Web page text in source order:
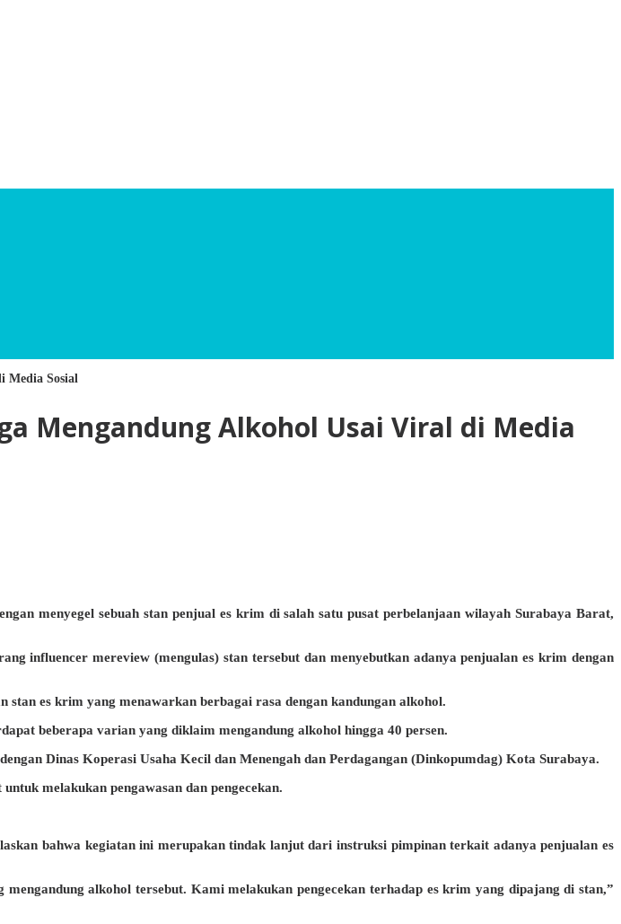
Media Sosial
Mengandung Alkohol Usai Viral di Media
menyegel sebuah stan penjual es krim di salah satu pusat perbelanjaan wilayah Surabaya Barat,
influencer mereview (mengulas) stan tersebut dan menyebutkan adanya penjualan es krim dengan
es krim yang menawarkan berbagai rasa dengan kandungan alkohol.
beberapa varian yang diklaim mengandung alkohol hingga 40 persen.
Dinas Koperasi Usaha Kecil dan Menengah dan Perdagangan (Dinkopumdag) Kota Surabaya.
melakukan pengawasan dan pengecekan.
bahwa kegiatan ini merupakan tindak lanjut dari instruksi pimpinan terkait adanya penjualan es
alkohol tersebut. Kami melakukan pengecekan terhadap es krim yang dipajang di stan,”